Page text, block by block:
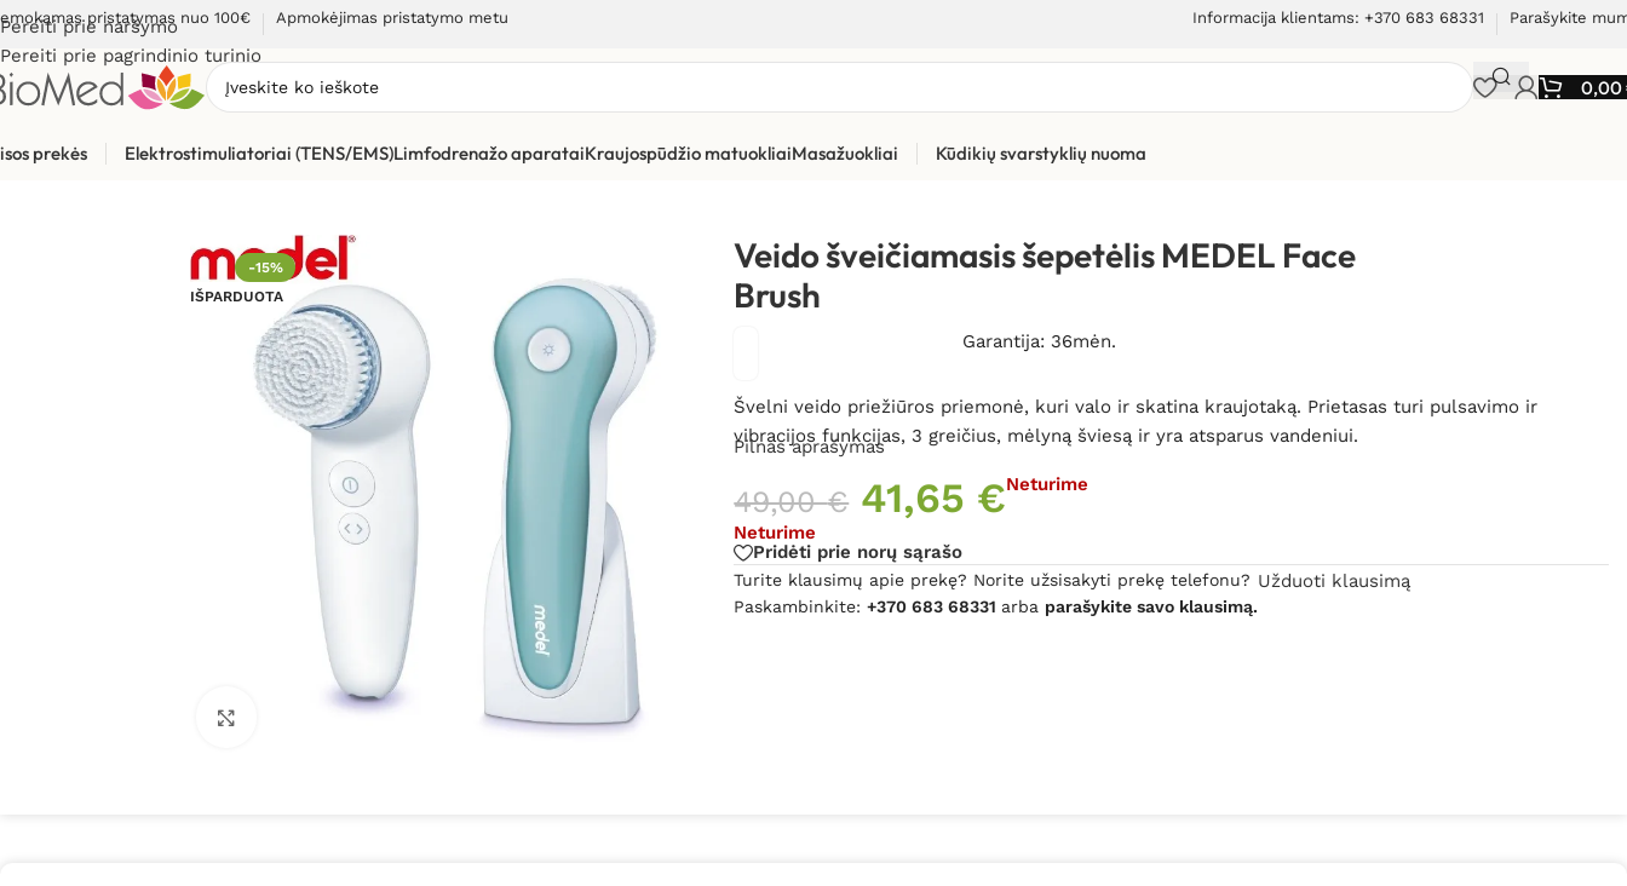
Pereiti prie naršymo
Pereiti prie pagrindinio turinio
pristatymas nuo 100€ Apmokėjimas pristatymo metu Informacija klientams: +370 683 68331 Parašykite
0,00
prekės Elektrostimuliatoriai (TENS/EMS)Limfodrenažo aparataiKraujospūdžio matuokliaiMasažuokliai Kūdikių svarstyklių nuoma
Grožio priežiūrai, odos problemoms Veido šveičiamasis šepetėlis MEDEL Face Brush
-15%
IŠPARDUOTA
Spustelėkite, kad padidintumėte
Veido šveičiamasis šepetėlis MEDEL Face
Brush
Garantija: 36mėn.
Švelni veido priežiūros priemonė, kuri valo ir skatina kraujotaką. Prietasas turi pulsavimo ir
vibracijos funkcijas, 3 greičius, mėlyną šviesą ir yra atsparus vandeniui.
Pilnas aprašymas
49,00€ 41,65 €Neturime
Neturime
Pridėti prie norų sąrašo
Turite klausimų apie prekę? Norite užsisakyti prekę telefonu?
Paskambinkite:+370 683 68331 arba parašykite savo klausimą.
Užduoti klausimą